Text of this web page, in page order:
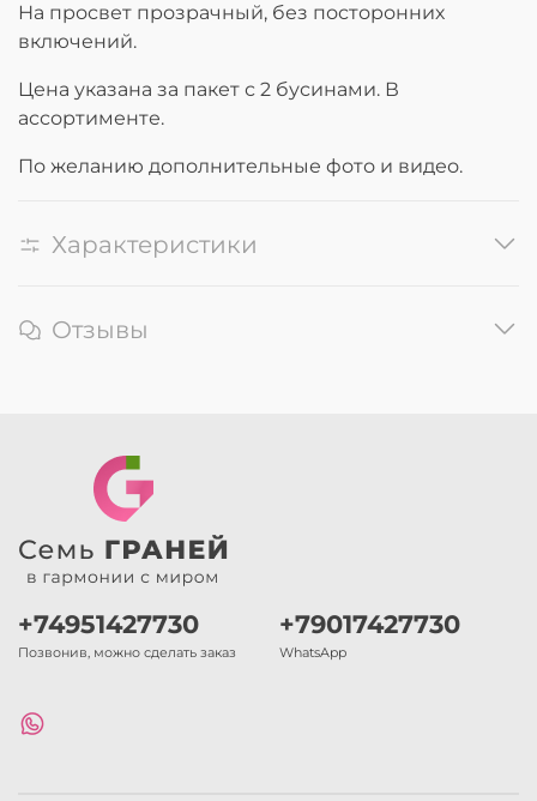
На просвет прозрачный, без посторонних
включений.
Цена указана за пакет с 2 бусинами. В
ассортименте.
По желанию дополнительные фото и видео.
Характеристики
Отзывы
+74951427730
Позвонив, можно сделать заказ
+79017427730
WhatsApp